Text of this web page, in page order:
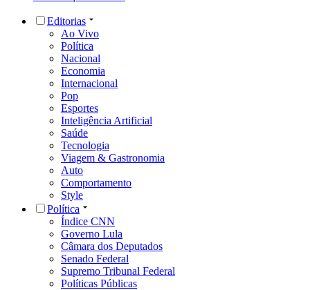
Editorias
Ao Vivo
Política
Nacional
Economia
Internacional
Pop
Esportes
Inteligência Artificial
Saúde
Tecnologia
Viagem & Gastronomia
Auto
Comportamento
Style
Política
Índice CNN
Governo Lula
Câmara dos Deputados
Senado Federal
Supremo Tribunal Federal
Políticas Públicas